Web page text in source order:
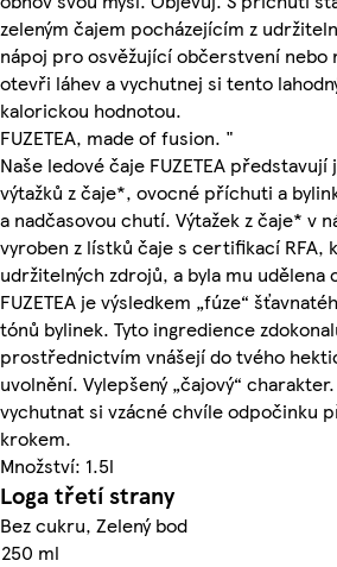
zeleným čajem pocházejícím z
nápoj pro osvěžující občerstvení nebo
otevři láhev a vychutnej si tento
kalorickou hodnotou.
FUZETEA, made of fusion. "
Naše ledové čaje FUZETEA
výtažků z čaje*, ovocné příchuti a
a nadčasovou chutí. Výtažek z čaje* v
vyroben z lístků čaje s certifikací RFA,
udržitelných zdrojů, a byla mu udělena
FUZETEA je výsledkem „fúze“
tónů bylinek. Tyto ingredience
prostřednictvím vnášejí do tvého
uvolnění. Vylepšený „čajový“
vychutnat si vzácné chvíle odpočinku
krokem.
Množství: 1.5l
Loga třetí strany
Bez cukru, Zelený bod
250 ml